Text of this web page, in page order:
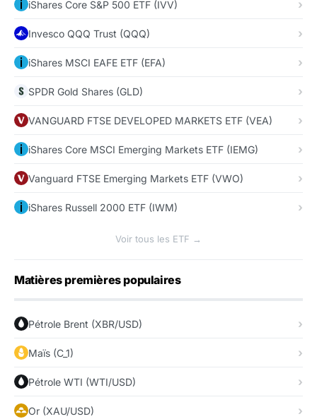
iShares Core S&P 500 ETF (IVV)
Invesco QQQ Trust (QQQ)
iShares MSCI EAFE ETF (EFA)
SPDR Gold Shares (GLD)
VANGUARD FTSE DEVELOPED MARKETS ETF (VEA)
iShares Core MSCI Emerging Markets ETF (IEMG)
Vanguard FTSE Emerging Markets ETF (VWO)
iShares Russell 2000 ETF (IWM)
Voir tous les ETF →
Matières premières populaires
Pétrole Brent (XBR/USD)
Maïs (C_1)
Pétrole WTI (WTI/USD)
Or (XAU/USD)